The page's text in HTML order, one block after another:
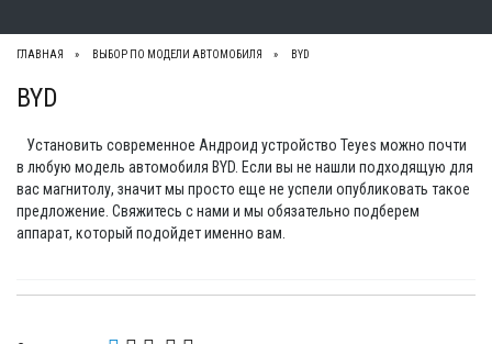
ГЛАВНАЯ ВЫБОР ПО МОДЕЛИ АВТОМОБИЛЯ BYD
BYD
Установить современное Андроид устройство Teyes можно почти
в любую модель автомобиля BYD. Если вы не нашли подходящую для
вас магнитолу, значит мы просто еще не успели опубликовать такое
предложение. Свяжитесь с нами и мы обязательно подберем
аппарат, который подойдет именно вам.